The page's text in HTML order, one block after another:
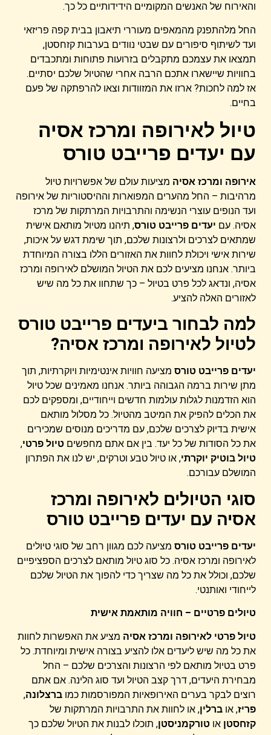
והאירוח של האנשים המקומיים הידידותיים כל כך.
החל מלהתפנק מהמאפים מעוררי תיאבון בבית קפה פריזאי
ועד לשיתוף סיפורים עם שבטי נוודים בערבות קזחסטן,
תמצאו את עצמכם מתקבלים בזרועות פתוחות ומתכבדים
בחוויות שיישארו אתכם הרבה אחרי שהטיול שלכם יסתיים.
אז למה לחכות? ארזו את המזוודות וצאו להרפתקה של פעם
בחיים.
טיול לאירופה ומרכז אסיה
עם יעדים פרייבט טורס
אירופה ומרכז אסיה מציעות עולם של אפשרויות טיול
מרהיבות – החל מהערים המפוארות וההיסטוריות של אירופה
ועד הנופים עוצרי הנשימה והתרבויות המרתקות של מרכז
אסיה. עם יעדים פרייבט טורס, תיהנו מטיול מותאם אישית
שמתאים לצרכים ולרצונות שלכם, תוך שימת דגש על איכות,
שירות אישי ויכולת לחוות את האזורים הללו בצורה המיוחדת
ביותר. אנחנו מציעים לכם את הטיול המושלם לאירופה ומרכז
אסיה, ונדאג לכל פרט בטיול – כך שתחוו את כל מה שיש
לאזורים האלה להציע.
למה לבחור ביעדים פרייבט טורס
לטיול לאירופה ומרכז אסיה?
יעדים פרייבט טורס מציעה חוויות אינטימיות ויוקרתיות, תוך
מתן שירות ברמה הגבוהה ביותר. אנחנו מאמינים שכל טיול
הוא הזדמנות לגלות עולמות חדשים וייחודיים, ומספקים לכם
את הכלים להפיק את המיטב מהטיול. כל מסלול מותאם
אישית בדיוק לצרכים שלכם, עם מדריכים מנוסים שמכירים
את כל הסודות של כל יעד. בין אם אתם מחפשים טיול פרטי,
טיול בוטיק יוקרתי, או טיול טבע וטרקים, יש לנו את הפתרון
המושלם עבורכם.
סוגי הטיולים לאירופה ומרכז
אסיה עם יעדים פרייבט טורס
יעדים פרייבט טורס מציעה לכם מגוון רחב של סוגי טיולים
לאירופה ומרכז אסיה. כל סוג טיול מותאם לצרכים הספציפיים
שלכם, וכולל את כל מה שצריך כדי להפוך את הטיול שלכם
לייחודי ואותנטי.
טיולים פרטיים – חוויה מותאמת אישית
טיול פרטי לאירופה ומרכז אסיה מציע את האפשרות לחוות
את כל מה שיש ליעדים אלו להציע בצורה אישית ומיוחדת. כל
פרט בטיול מותאם לפי הרצונות והצרכים שלכם – החל
מבחירת היעדים, דרך קצב הטיול ועד סוג הלינה. אם אתם
רוצים לבקר בערים האירופאיות המפורסמות כמו ברצלונה,
פריז, או ברלין, או לחוות את התרבויות המרתקות של
קזחסטן או טורקמניסטן, תוכלו לבנות את הטיול שלכם כך